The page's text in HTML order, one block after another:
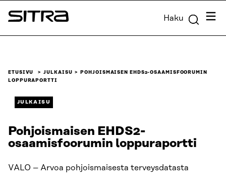
Siirry
suoraan
Sitra Haku
ETUSIVU JULKAISU
POHJOISMAISEN EHDS2-OSAAMISFOORUMIN
LOPPURAPORTTI
JULKAISU
Pohjoismaisen EHDS2-
osaamisfoorumin loppuraportti
VALO – Arvoa pohjoismaisesta terveysdatasta